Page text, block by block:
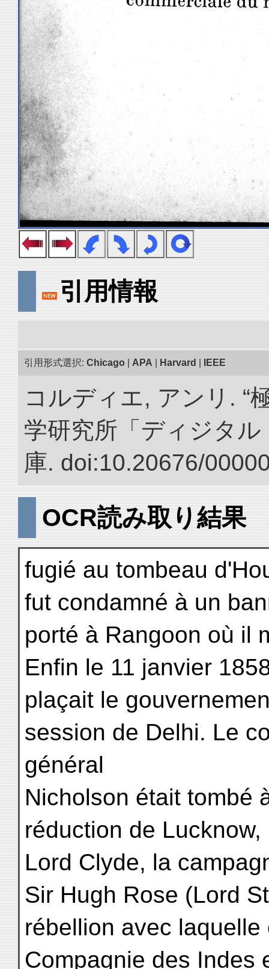
引用情報
引用形式選択: Chicago APA Harvard IEEE
コルディエ, アンリ. “
学研究所「ディジタ
庫. doi:10.20676/
OCR読み取り結果
fugié au tombeau
fut condamné à un
porté à Rangoon où il
Enfin le 11 janvier
plaçait le
session de Delhi. Le
général
Nicholson était tombé
réduction de
Lord Clyde, la
Sir Hugh Rose (Lord
rébellion avec
Compagnie des Indes